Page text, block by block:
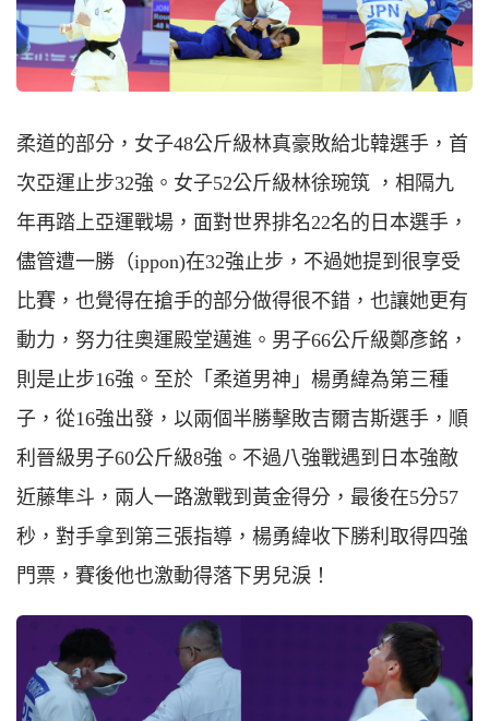
柔道的部分，女子48公斤級林真豪敗給北韓選手，首
次亞運止步32強。女子52公斤級林徐琬筑 ，相隔九
年再踏上亞運戰場，面對世界排名22名的日本選手，
儘管遭一勝（ippon)在32強止步，不過她提到很享受
比賽，也覺得在搶手的部分做得很不錯，也讓她更有
動力，努力往奧運殿堂邁進。男子66公斤級鄭彥銘，
則是止步16強。至於「柔道男神」楊勇緯為第三種
子，從16強出發，以兩個半勝擊敗吉爾吉斯選手，順
利晉級男子60公斤級8強。不過八強戰遇到日本強敵
近藤隼斗，兩人一路激戰到黃金得分，最後在5分57
秒，對手拿到第三張指導，楊勇緯收下勝利取得四強
門票，賽後他也激動得落下男兒淚！